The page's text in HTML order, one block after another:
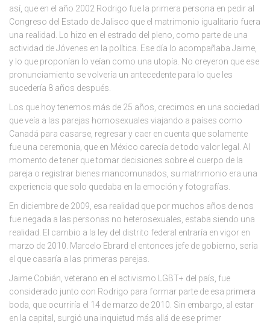
así, que en el año 2002 Rodrigo fue la primera persona en pedir al
Congreso del Estado de Jalisco que el matrimonio igualitario fuera
una realidad. Lo hizo en el estrado del pleno, como parte de una
actividad de Jóvenes en la política. Ese día lo acompañaba Jaime,
y lo que proponían lo veían como una utopía. No creyeron que ese
pronunciamiento se volvería un antecedente para lo que les
sucedería 8 años después.
Los que hoy tenemos más de 25 años, crecimos en una sociedad
que veía a las parejas homosexuales viajando a países como
Canadá para casarse, regresar y caer en cuenta que solamente
fue una ceremonia, que en México carecía de todo valor legal. Al
momento de tener que tomar decisiones sobre el cuerpo de la
pareja o registrar bienes mancomunados, su matrimonio era una
experiencia que solo quedaba en la emoción y fotografías.
En diciembre de 2009, esa realidad que por muchos años de nos
fue negada a las personas no heterosexuales, estaba siendo una
realidad. El cambio a la ley del distrito federal entraría en vigor en
marzo de 2010. Marcelo Ebrard el entonces jefe de gobierno, sería
el que casaría a las primeras parejas.
Jaime Cobián, veterano en el activismo LGBT+ del país, fue
considerado junto con Rodrigo para formar parte de esa primera
boda, que ocurriría el 14 de marzo de 2010. Sin embargo, al estar
en la capital, surgió una inquietud más allá de ese primer